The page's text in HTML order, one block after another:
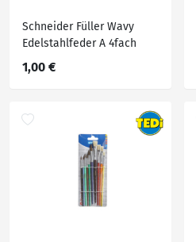
Schneider Füller Wavy
Edelstahlfeder A 4fach
1,00 €